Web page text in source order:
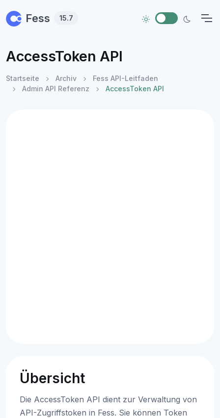
Fess 15.7
AccessToken API
Startseite Archiv
Fess API-Leitfaden
Admin API Referenz
AccessToken API
Übersicht
Die AccessToken API dient zur Verwaltung von
API-Zugriffstoken in Fess. Sie können Token